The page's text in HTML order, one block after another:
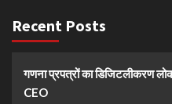
Recent Posts
गणना प्रपत्रों का डिजिटलीकरण
CEO